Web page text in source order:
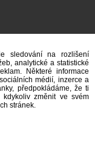
sledování na rozlišení
analytické a statistické
Některé informace
médií, inzerce a
předpokládáme, že ti
změnit ve svém
stránek.